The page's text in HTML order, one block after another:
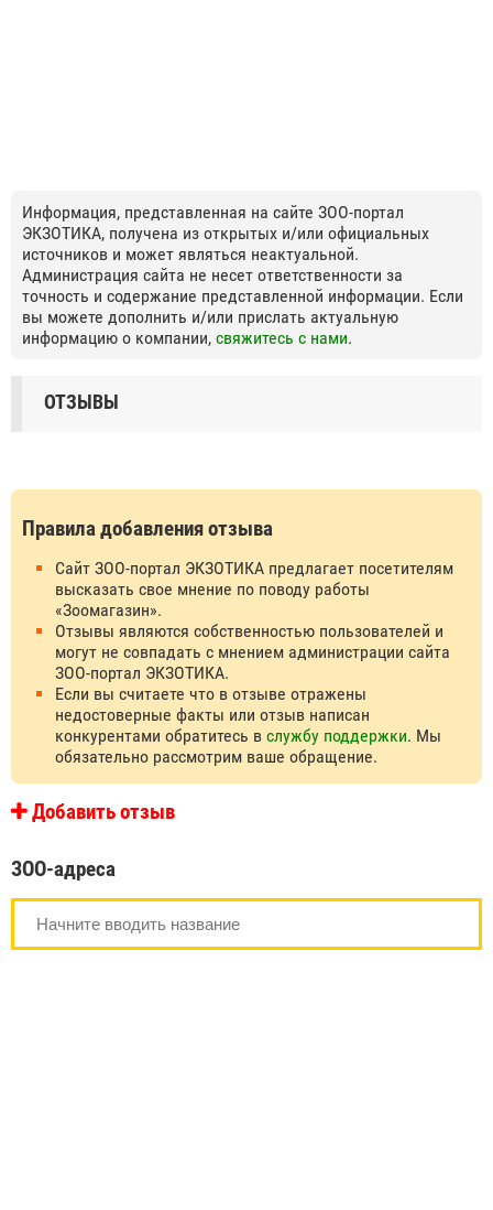
Информация, представленная на сайте ЗОО-портал
ЭКЗОТИКА, получена из открытых и/или официальных
источников и может являться неактуальной.
Администрация сайта не несет ответственности за
точность и содержание представленной информации. Если
вы можете дополнить и/или прислать актуальную
информацию о компании, свяжитесь с нами.
ОТЗЫВЫ
Правила добавления отзыва
Сайт ЗОО-портал ЭКЗОТИКА предлагает посетителям
высказать свое мнение по поводу работы
«Зоомагазин».
Отзывы являются собственностью пользователей и
могут не совпадать с мнением администрации сайта
ЗОО-портал ЭКЗОТИКА.
Если вы считаете что в отзыве отражены
недостоверные факты или отзыв написан
конкурентами обратитесь в службу поддержки. Мы
обязательно рассмотрим ваше обращение.
Добавить отзыв
ЗОО-адреса